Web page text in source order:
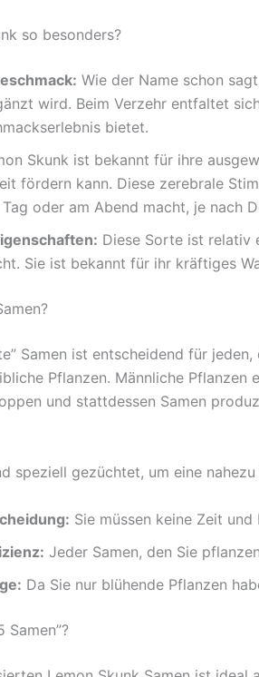
so besonders?
Wie der Name schon
wird. Beim Verzehr entfaltet
bietet.
Skunk ist bekannt für ihre
fördern kann. Diese zerebrale
oder am Abend macht, je nach
Diese Sorte ist relativ
Sie ist bekannt für ihr kräftiges
Samen ist entscheidend für
Pflanzen. Männliche
und stattdessen Samen
speziell gezüchtet, um eine
Sie müssen keine Zeit
Jeder Samen, den Sie
Da Sie nur blühende Pflanzen
Samen”?